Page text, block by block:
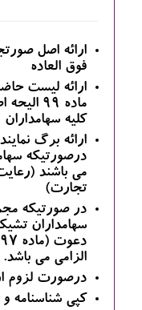
ارائه اصل
فوق العاده
ارائه لیست
ماده ۹۹
کلیه سهامداران
ارائه برگ
درصورتیکه
تجارت)
در صورتیکه
سهامداران
الزامی می باشد.
درصورت لزوم
کپی شناسنامه